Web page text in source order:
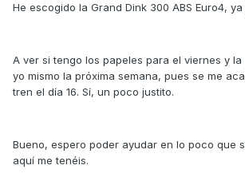
He escogido la Grand Dink 300 ABS Euro4,
A ver si tengo los papeles para el viernes y
yo mismo la próxima semana, pues se me
tren el día 16. Sí, un poco justito.
Bueno, espero poder ayudar en lo poco que
aquí me tenéis.